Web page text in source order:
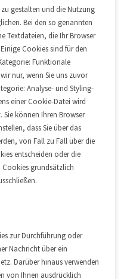
gestalten und die Nutzung
Bei den so genannten
Textdateien, die Ihr Browser
Cookies sind für den
Funktionale
nur, wenn Sie uns zuvor
Analyse- und Styling-
einer Cookie-Datei wird
Sie können Ihren Browser
dass Sie über das
von Fall zu Fall über die
entscheiden oder die
grundsätzlich
zur Durchführung oder
Nachricht über ein
Darüber hinaus verwenden
von Ihnen ausdrücklich